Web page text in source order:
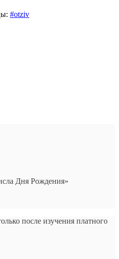
#otziv
Дня Рождения»
после изучения платного